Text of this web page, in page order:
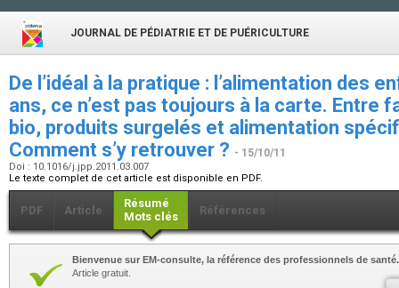
JOURNAL DE PÉDIATRIE ET DE PUÉRICULTURE
De l’idéal à la pratique : l’alimentation des
ans, ce n’est pas toujours à la carte. Entre
bio, produits surgelés et alimentation
Comment s’y retrouver ? - 15/10/11
Doi : 10.1016/j.jpp.2011.03.007
Le texte complet de cet article est disponible en PDF.
PDF Article
Résumé
Mots clés
Références
Bienvenue sur EM-consulte, la référence des professionnels de santé.
Article gratuit.